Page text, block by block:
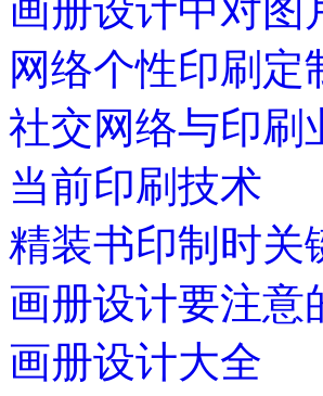
画册设计中对图
网络个性印刷
社交网络与印刷
当前印刷技术
精装书印制时关
画册设计要注意
画册设计大全